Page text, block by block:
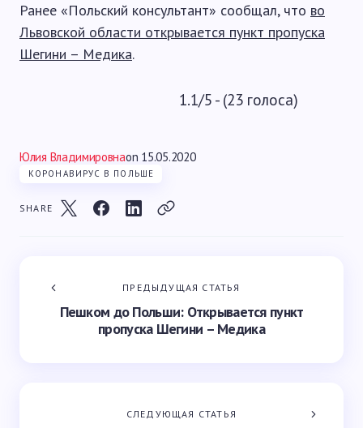
Ранее «Польский консультант» сообщал, что во
Львовской области открывается пункт пропуска
Шегини – Медика.
1.1/5 - (23 голоса)
Юлия Владимировнаon 15.05.2020
КОРОНАВИРУС В ПОЛЬШЕ
SHARE
ПРЕДЫДУЩАЯ СТАТЬЯ
Пешком до Польши: Открывается пункт
пропуска Шегини – Медика
СЛЕДУЮЩАЯ СТАТЬЯ